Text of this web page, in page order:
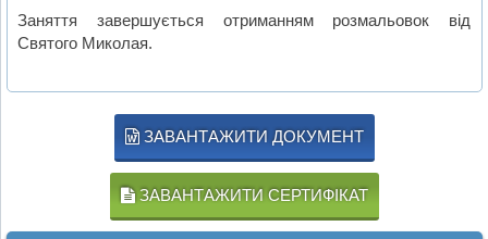
Заняття завершується отриманням розмальовок від
Святого Миколая.
ЗАВАНТАЖИТИ ДОКУМЕНТ
ЗАВАНТАЖИТИ СЕРТИФІКАТ